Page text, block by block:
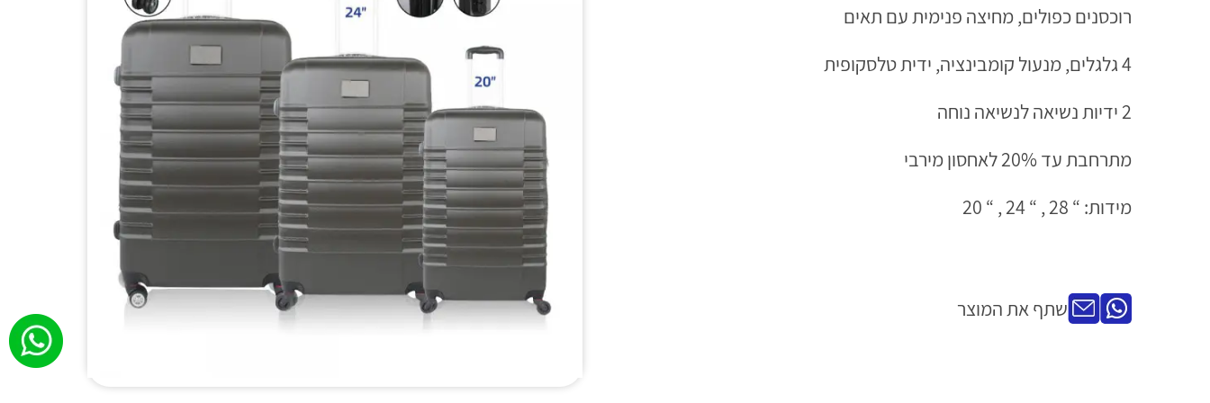
רוכסנים כפולים, מחיצה פנימית עם תאים
4 גלגלים, מנעול קומבינציה, ידית טלסקופית
2 ידיות נשיאה לנשיאה נוחה
מתרחבת עד 20% לאחסון מירבי
מידות: “ 28 , “ 24 , “ 20
שתף את המוצר